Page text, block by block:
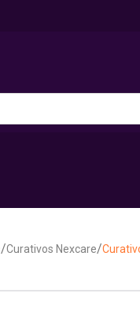
/Curativos Nexcare/